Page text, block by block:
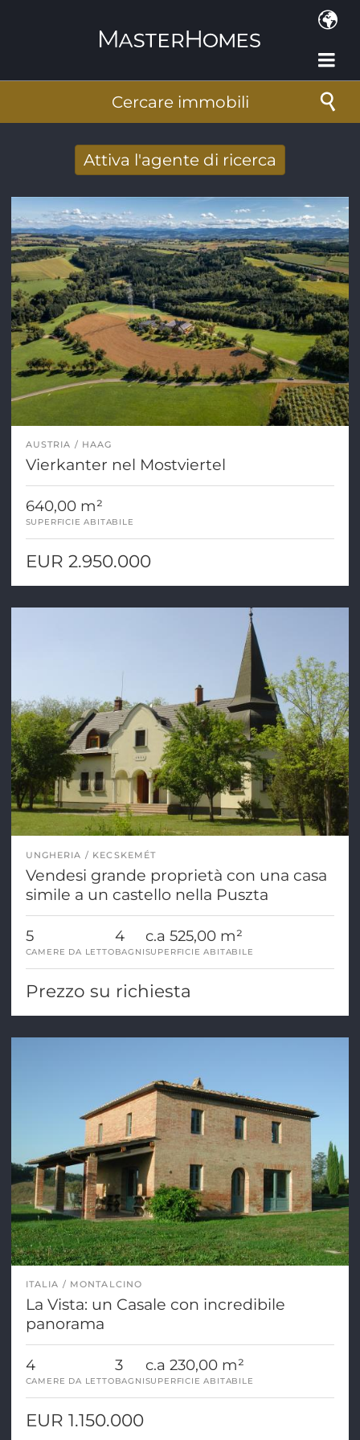
Cercare immobili
Attiva l'agente di ricerca
mail
Indirizzo e-mail*
AUSTRIA HAAG
Vierkanter nel Mostviertel
640,00 m²
SUPERFICIE ABITABILE
EUR 2.950.000
UNGHERIA KECSKEMÉT
Vendesi grande proprietà con una casa
simile a un castello nella Puszta
5
CAMERE DA LETTO
4
BAGNI
c.a 525,00 m²
SUPERFICIE ABITABILE
Prezzo su richiesta
ITALIA MONTALCINO
La Vista: un Casale con incredibile
panorama
4
CAMERE DA LETTO
3
BAGNI
c.a 230,00 m²
SUPERFICIE ABITABILE
EUR 1.150.000